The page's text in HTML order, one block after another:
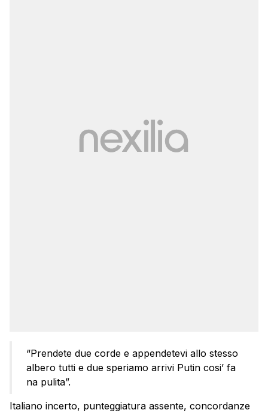
“Prendete due corde e appendetevi allo stesso
albero tutti e due speriamo arrivi Putin cosi’ fa
na pulita”.
Italiano incerto, punteggiatura assente, concordanze